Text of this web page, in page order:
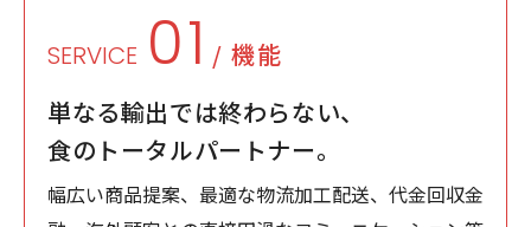
SERVICE 01 / 機能
単なる輸出では終わらない、
食のトータルパートナー。
幅広い商品提案、最適な物流加工配送、代金回収金